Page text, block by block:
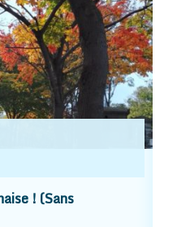
! (Sans